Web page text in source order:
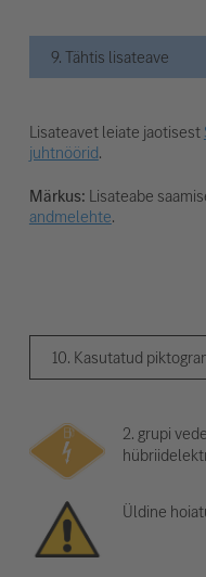
9. Tähtis lisateave
Lisateavet leiate jaotisest
juhtnöörid.
Märkus: Lisateabe
andmelehte.
10. Kasutatud
2. grupi
Üldine